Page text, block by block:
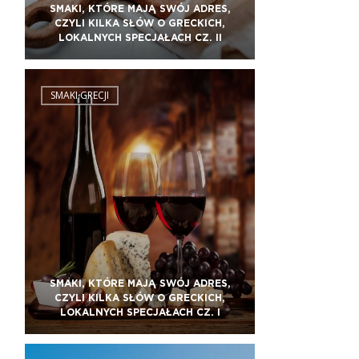
SMAKI, KTÓRE MAJĄ SWÓJ ADRES,
CZYLI KILKA SŁÓW O GRECKICH,
LOKALNYCH SPECJAŁACH CZ. II
SMAKI GRECJI
SMAKI, KTÓRE MAJĄ SWÓJ ADRES,
CZYLI KILKA SŁÓW O GRECKICH,
LOKALNYCH SPECJAŁACH CZ. I